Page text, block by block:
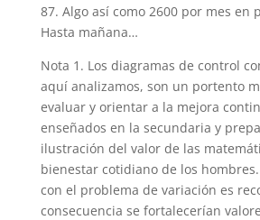
87. Algo así como 2600 por mes en
Hasta mañana…
Nota 1. Los diagramas de control
aquí analizamos, son un portento
evaluar y orientar a la mejora
enseñados en la secundaria y
ilustración del valor de las
bienestar cotidiano de los
con el problema de variación es
consecuencia se fortalecerían